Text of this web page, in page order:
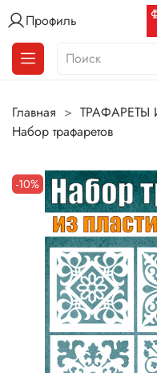
Профиль
Главная
Набор трафаретов
-10%